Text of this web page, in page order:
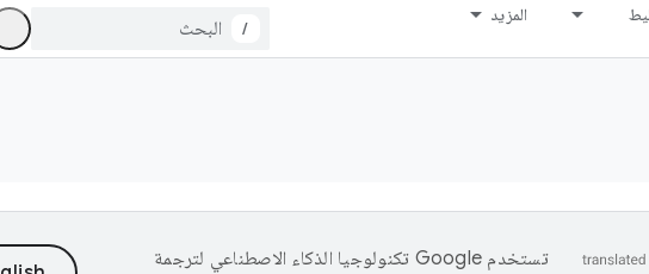
المزيد
/
تستخدم Google تكنولوجيا الذكاء الاصطناعي لترجمة